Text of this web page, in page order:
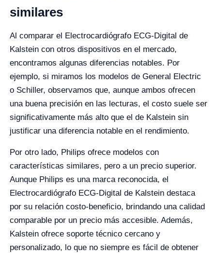
similares
Al comparar el Electrocardiógrafo ECG-Digital de
Kalstein con otros dispositivos en el mercado,
encontramos algunas diferencias notables. Por
ejemplo, si miramos los modelos de General Electric
o Schiller, observamos que, aunque ambos ofrecen
una buena precisión en las lecturas, el costo suele ser
significativamente más alto que el de Kalstein sin
justificar una diferencia notable en el rendimiento.
Por otro lado, Philips ofrece modelos con
características similares, pero a un precio superior.
Aunque Philips es una marca reconocida, el
Electrocardiógrafo ECG-Digital de Kalstein destaca
por su relación costo-beneficio, brindando una calidad
comparable por un precio más accesible. Además,
Kalstein ofrece soporte técnico cercano y
personalizado, lo que no siempre es fácil de obtener